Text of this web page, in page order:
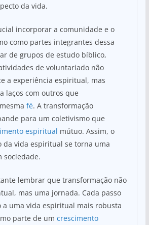
da vida.
incorporar a comunidade e o
como partes integrantes dessa
de grupos de estudo bíblico,
de voluntariado não
a experiência espiritual, mas
laços com outros que
fé. A transformação
para um coletivismo que
espiritual mútuo. Assim, o
da vida espiritual se torna uma
sociedade.
lembrar que transformação não
mas uma jornada. Cada passo
a uma vida espiritual mais robusta
parte de um crescimento